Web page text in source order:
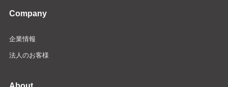
Company
企業情報
法人のお客様